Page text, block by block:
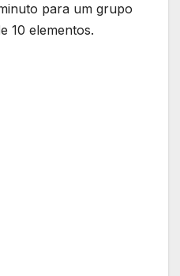
para um grupo
10 elementos.